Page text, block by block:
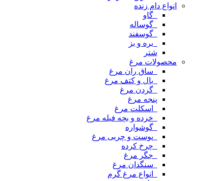
انواع دام زنده
_گاو
_گوساله
_گوسفند
_بره و بز
شتر
محصولات مرغ
_ساق ران مرغ
_بال و کتف مرغ
_گردن مرغ
پنجه مرغ
_اسکلت مرغ
_خرده و بچه فیله مرغ
_گوشواره
_پوست و چربی مرغ
_چرخ کرده
_جگر مرغ
_سنگدان مرغ
_انواع مرغ گرم